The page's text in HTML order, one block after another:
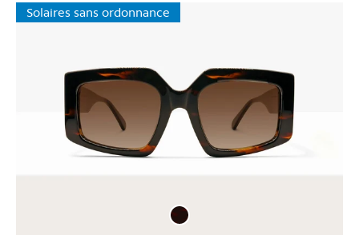
Solaires sans ordonnance